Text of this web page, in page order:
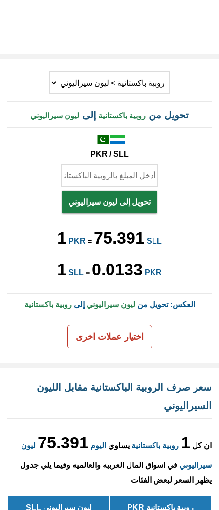
تحويل من روبية باكستانية إلى ليون سيراليوني
PKR / SLL
تحويل إلى ليون سيراليوني
1 PKR = 75.391 SLL
1 SLL = 0.0133 PKR
العكس: تحويل من ليون سيراليوني إلىروبية باكستانية
اختيار عملات اخرى
سعر صرف الروبية الباكستانية مقابل الليون
السيراليوني
ان كل 1 روبية باكستانية يساوي اليوم 75.391 ليون
سيراليوني في اسواق المال العربية والعالمية وفيما يلي جدول
يظهر السعر لبعض الفئات
روبية باكستانية PKR ليون سيراليوني SLL